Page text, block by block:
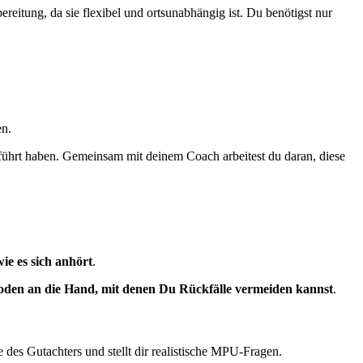
da sie flexibel und ortsunabhängig ist. Du benötigst nur
haben. Gemeinsam mit deinem Coach arbeitest du daran, diese
es sich anhört.
an die Hand, mit denen Du Rückfälle vermeiden kannst.
Gutachters und stellt dir realistische MPU-Fragen.